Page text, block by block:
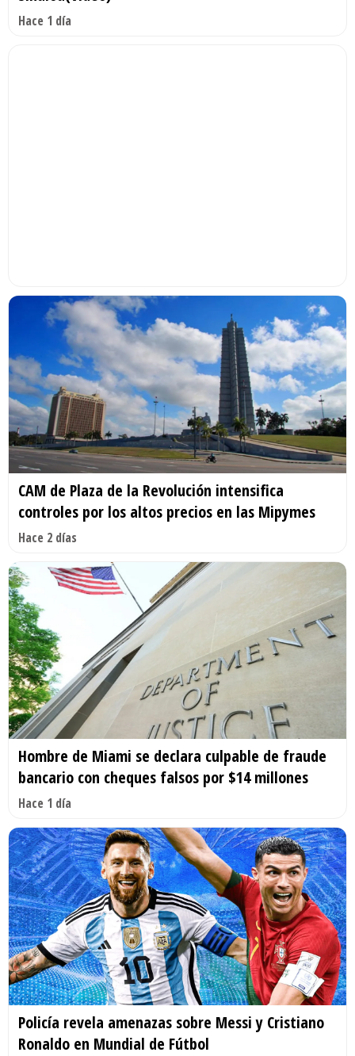
Hace 1 día
CAM de Plaza de la Revolución intensifica
controles por los altos precios en las Mipymes
Hace 2 días
Hombre de Miami se declara culpable de fraude
bancario con cheques falsos por $14 millones
Hace 1 día
Policía revela amenazas sobre Messi y Cristiano
Ronaldo en Mundial de Fútbol